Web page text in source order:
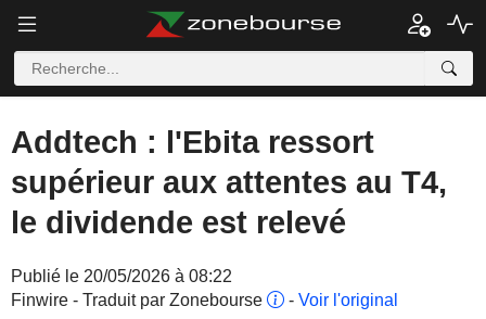
Addtech : l'Ebita ressort
supérieur aux attentes au T4,
le dividende est relevé
Publié le 20/05/2026 à 08:22
Finwire - Traduit par Zonebourse
- Voir l'original